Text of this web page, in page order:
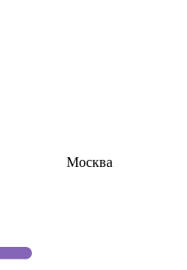
Москва